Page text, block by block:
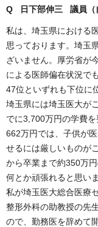
Q 日下部伸三 議員（
私は、埼玉県における
思っております。埼玉
ざいません。厚労省が
による医師偏在状況で
47位といずれも下位に
埼玉県には埼玉医大が
でに3,700万円の学費
662万円では、子供が
せるには厳しいものが
から卒業まで約350万
何とか頑張れると思いま
私が埼玉医大総合医療
整形外科の助教授の先
ので、勤務医を辞めて